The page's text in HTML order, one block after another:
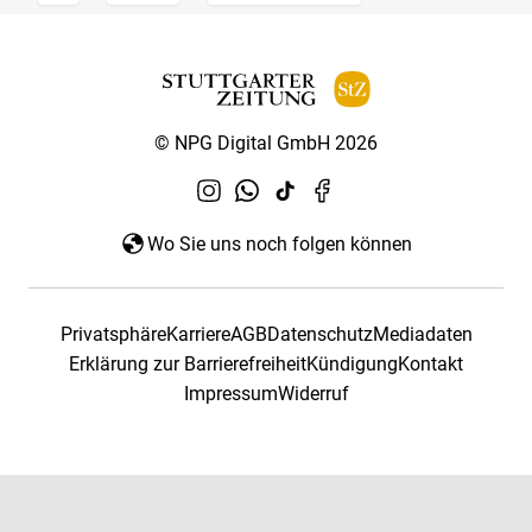
© NPG Digital GmbH 2026
Wo Sie uns noch folgen können
PrivatsphäreKarriereAGBDatenschutzMediadaten
Erklärung zur BarrierefreiheitKündigungKontakt
ImpressumWiderruf